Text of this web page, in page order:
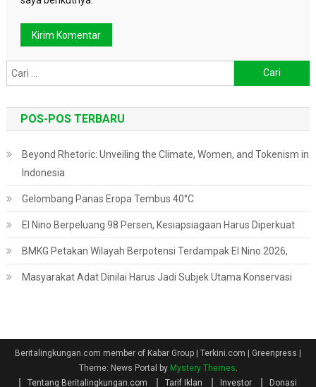
untuk:
POS-POS TERBARU
Beyond Rhetoric: Unveiling the Climate, Women, and Tokenism in
Indonesia
Gelombang Panas Eropa Tembus 40°C
El Nino Berpeluang 98 Persen, Kesiapsiagaan Harus Diperkuat
BMKG Petakan Wilayah Berpotensi Terdampak El Nino 2026,
Masyarakat Adat Dinilai Harus Jadi Subjek Utama Konservasi
Beritalingkungan.com member of Kabar Group | Terkini.com | Greenpress |
Theme: News Portal by Mystery Themes
Tentang Beritalingkungan.com
Tarif Iklan Investor Donasi